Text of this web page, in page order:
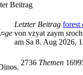
Beitrag
Letzter Beitrag forest
von vzyat zaym
am Sa 8. Aug 2026,
2736 Themen